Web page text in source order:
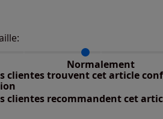
Normalement
taillant selon les avis clients
normalement : 88%
: 0%
clientes trouvent cet article
clientes recommandent cet